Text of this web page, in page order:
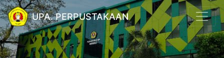
UPA. PERPUSTAKAAN